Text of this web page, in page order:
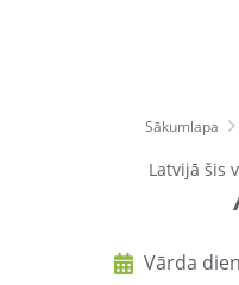
Sākumlapa
Latvijā šis
Vārda